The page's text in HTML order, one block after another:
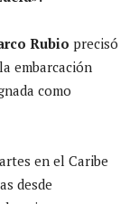
Rubio precisó
embarcación
como
en el Caribe
desde